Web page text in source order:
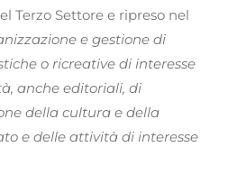
Terzo Settore e ripreso nel
e gestione di
o ricreative di interesse
anche editoriali, di
della cultura e della
e delle attività di interesse